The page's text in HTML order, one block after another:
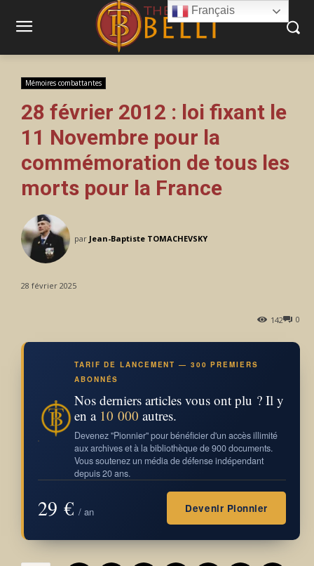
Mémoires combattantes
28 février 2012 : loi fixant le
11 Novembre pour la
commémoration de tous les
morts pour la France
par Jean-Baptiste TOMACHEVSKY
28 février 2025
0
142
TARIF DE LANCEMENT — 300 PREMIERS
ABONNÉS
Nos derniers articles vous ont plu ? Il y
en a 10 000 autres.
Devenez "Pionnier" pour bénéficier d'un accès illimité
aux archives et à la bibliothèque de 900 documents.
Vous soutenez un média de défense indépendant
depuis 20 ans.
29 € / an Devenir Pionnier
Français